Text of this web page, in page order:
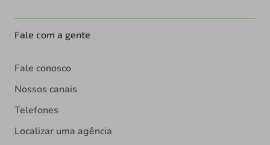
Fale com a gente
Fale conosco
Nossos canais
Telefones
Localizar uma agência